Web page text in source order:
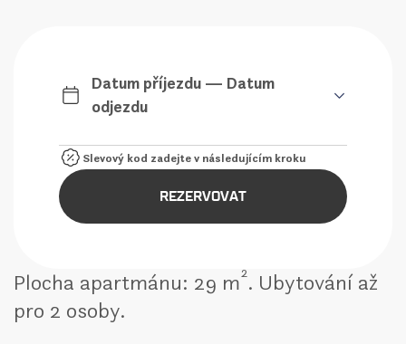
Plocha apartmánu: 29 m2. Ubytování až
pro 2 osoby.
Datum příjezdu — Datum
odjezdu
REZERVOVAT